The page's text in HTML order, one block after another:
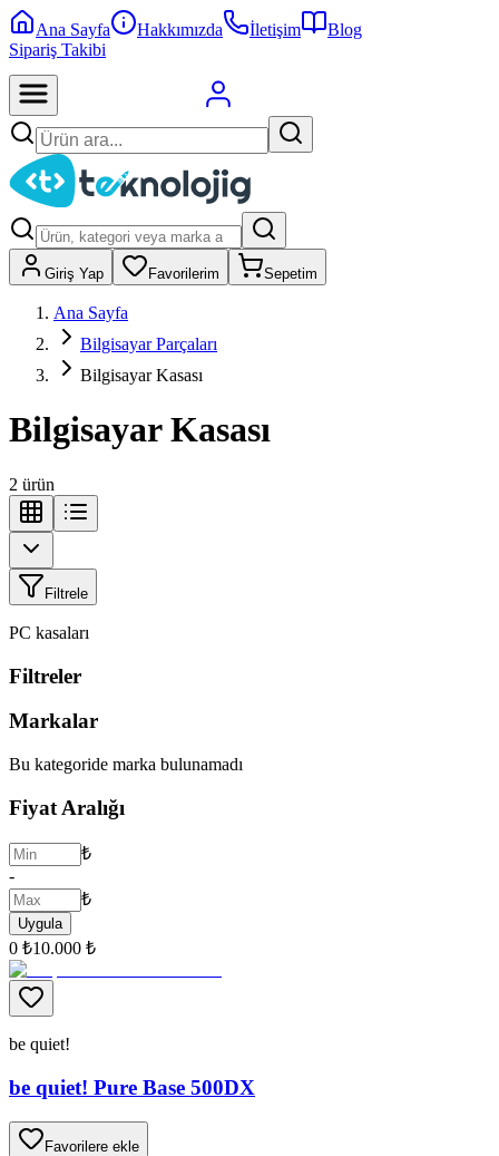
Ana Sayfa Hakkımızda İletişim
Blog
Sipariş Takibi
Giriş Yap Favorilerim Sepetim
Ana Sayfa
Bilgisayar Parçaları
Bilgisayar Kasası
Bilgisayar Kasası
2 ürün
Filtrele
PC kasaları
Filtreler
Markalar
Bu kategoride marka bulunamadı
Fiyat Aralığı
₺
-
₺
Uygula
0 ₺10.000 ₺
be quiet!
be quiet! Pure Base 500DX
Favorilere ekle